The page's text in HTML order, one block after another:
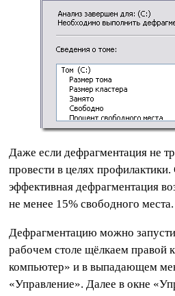
Даже если дефрагментация не
провести в целях
эффективная дефрагментация
не менее 15% свободного места.
Дефрагментацию можно
рабочем столе щёлкаем правой
компьютер» и в выпадающем
«Управление». Далее в окне